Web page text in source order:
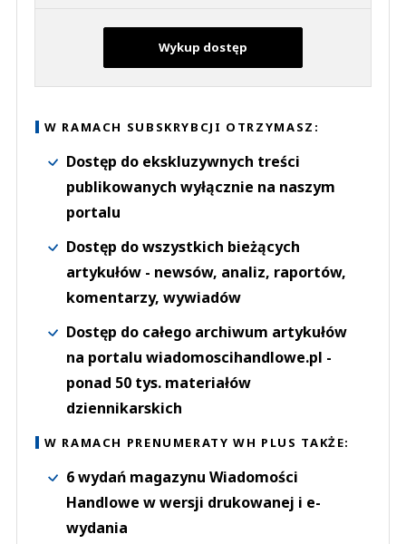
Wykup dostęp
W RAMACH SUBSKRYBCJI OTRZYMASZ:
Dostęp do ekskluzywnych treści
publikowanych wyłącznie na naszym
portalu
Dostęp do wszystkich bieżących
artykułów - newsów, analiz, raportów,
komentarzy, wywiadów
Dostęp do całego archiwum artykułów
na portalu wiadomoscihandlowe.pl -
ponad 50 tys. materiałów
dziennikarskich
W RAMACH PRENUMERATY WH PLUS TAKŻE:
6 wydań magazynu Wiadomości
Handlowe w wersji drukowanej i e-
wydania